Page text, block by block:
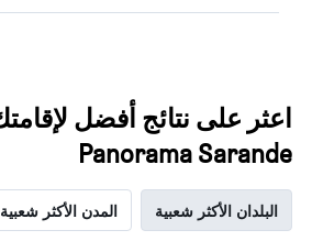
Panorama Sarande
البلدان الأكثر شعبية المدن الأكثر شعبية